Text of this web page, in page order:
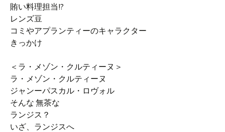
賄い料理担当!?
レンズ豆
コミやアプランティーのキャラクター
きっかけ
＜ラ・メゾン・クルティーヌ＞
ラ・メゾン・クルティーヌ
ジャンーパスカル・ロヴォル
そんな 無茶な
ランジス？
いざ、ランジスへ